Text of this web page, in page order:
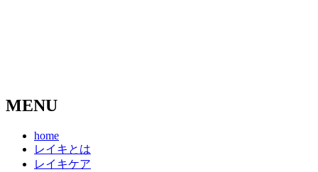
MENU
home
レイキとは
レイキケア